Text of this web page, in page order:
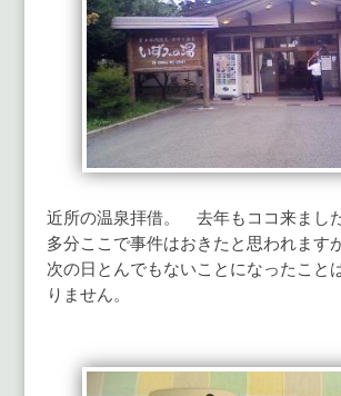
近所の温泉拝借。 去年もココ来ました
多分ここで事件はおきたと思われます
次の日とんでもないことになったこと
りません。